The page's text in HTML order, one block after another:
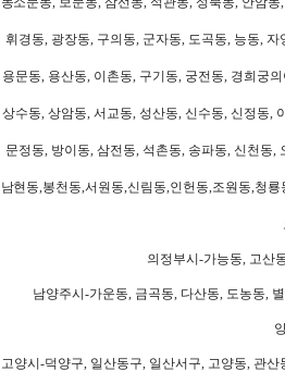
휘경동, 광장동, 구의동, 군자동, 도곡동, 능동,
용문동, 용산동, 이촌동, 구기동, 궁전동, 경희궁
상수동, 상암동, 서교동, 성산동, 신수동, 신정동,
문정동, 방이동, 삼전동, 석촌동, 송파동, 신천동
남현동,봉천동,서원동,신림동,인헌동,조원동,청
의정부시-가능동, 고산
남양주시-가운동, 금곡동, 다산동, 도농동,
고양시-덕양구, 일산동구, 일산서구, 고양동, 관